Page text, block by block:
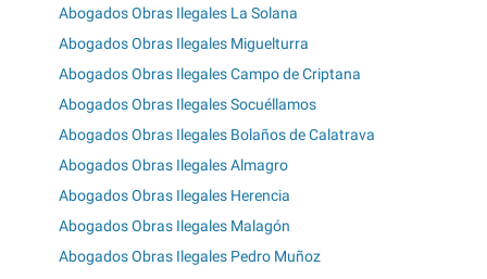
Abogados Obras Ilegales La Solana
Abogados Obras Ilegales Miguelturra
Abogados Obras Ilegales Campo de Criptana
Abogados Obras Ilegales Socuéllamos
Abogados Obras Ilegales Bolaños de Calatrava
Abogados Obras Ilegales Almagro
Abogados Obras Ilegales Herencia
Abogados Obras Ilegales Malagón
Abogados Obras Ilegales Pedro Muñoz